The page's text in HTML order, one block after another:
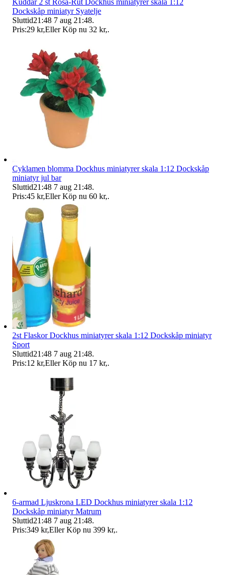
Kuddar 2 st Rosa-Rut Dockhus miniatyrer skala 1:12
Dockskåp miniatyr Syatelje
Sluttid21:48 7 aug 21:48.
Pris:29 kr,Eller Köp nu 32 kr,.
Cyklamen blomma Dockhus miniatyrer skala 1:12 Dockskåp
miniatyr jul bar
Sluttid21:48 7 aug 21:48.
Pris:45 kr,Eller Köp nu 60 kr,.
2st Flaskor Dockhus miniatyrer skala 1:12 Dockskåp miniatyr
Sport
Sluttid21:48 7 aug 21:48.
Pris:12 kr,Eller Köp nu 17 kr,.
6-armad Ljuskrona LED Dockhus miniatyrer skala 1:12
Dockskåp miniatyr Matrum
Sluttid21:48 7 aug 21:48.
Pris:349 kr,Eller Köp nu 399 kr,.